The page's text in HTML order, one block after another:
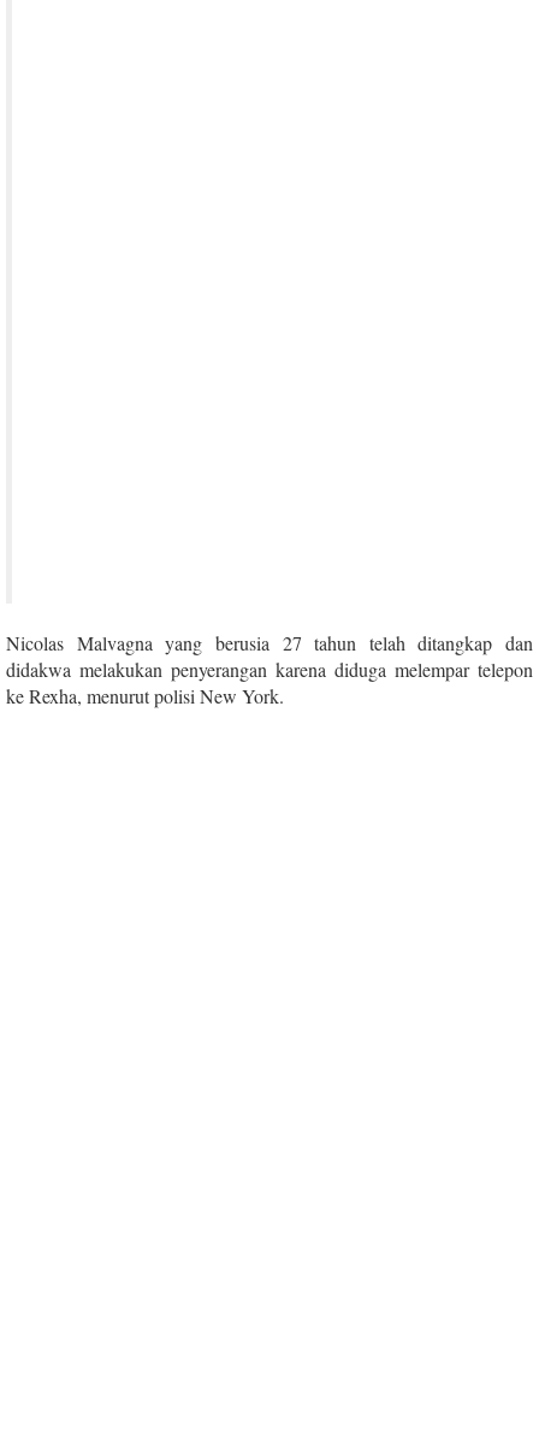
Nicolas Malvagna yang berusia 27 tahun telah ditangkap dan
didakwa melakukan penyerangan karena diduga melempar telepon
ke Rexha, menurut polisi New York.